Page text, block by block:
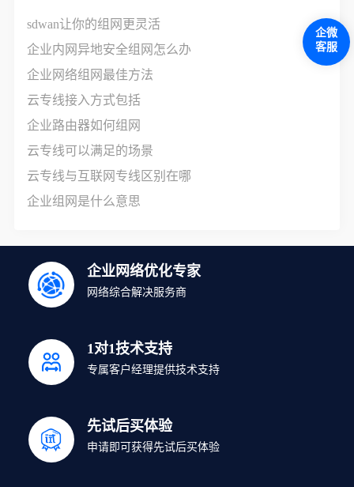
sdwan让你的组网更灵活
企业内网异地安全组网怎么办
企业网络组网最佳方法
云专线接入方式包括
企业路由器如何组网
云专线可以满足的场景
云专线与互联网专线区别在哪
企业组网是什么意思
企业网络优化专家
网络综合解决服务商
1对1技术支持
专属客户经理提供技术支持
先试后买体验
申请即可获得先试后买体验
企微
客服